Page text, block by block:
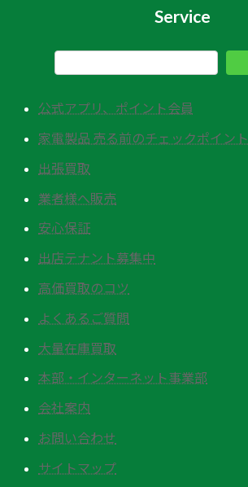
Service
公式アプリ、ポイント会員
家電製品 売る前のチェックポイント
出張買取
業者様へ販売
安心保証
出店テナント募集中
高価買取のコツ
よくあるご質問
大量在庫買取
本部・インターネット事業部
会社案内
お問い合わせ
サイトマップ